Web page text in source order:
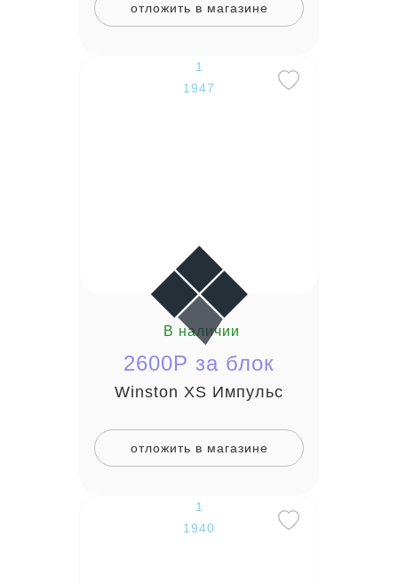
отложить в магазине
1
1947
В наличии
2600P за блок
Winston XS Импульс
отложить в магазине
1
1940